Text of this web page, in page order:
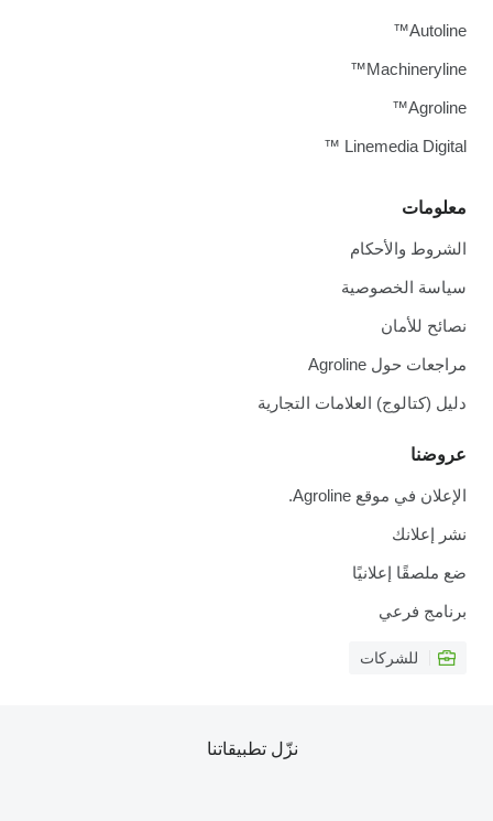
معلومات
الشروط والأحكام
سياسة الخصوصية
نصائح للأمان
مراجعات حول Agroline
دليل (كتالوج) العلامات التجارية
عروضنا
الإعلان في موقع Agroline.
نشر إعلانك
ضع ملصقًا إعلانيًا
برنامج فرعي
للشركات
Autoline™
Machineryline™
Agroline™
Linemedia Digital ™
نزّل تطبيقاتنا